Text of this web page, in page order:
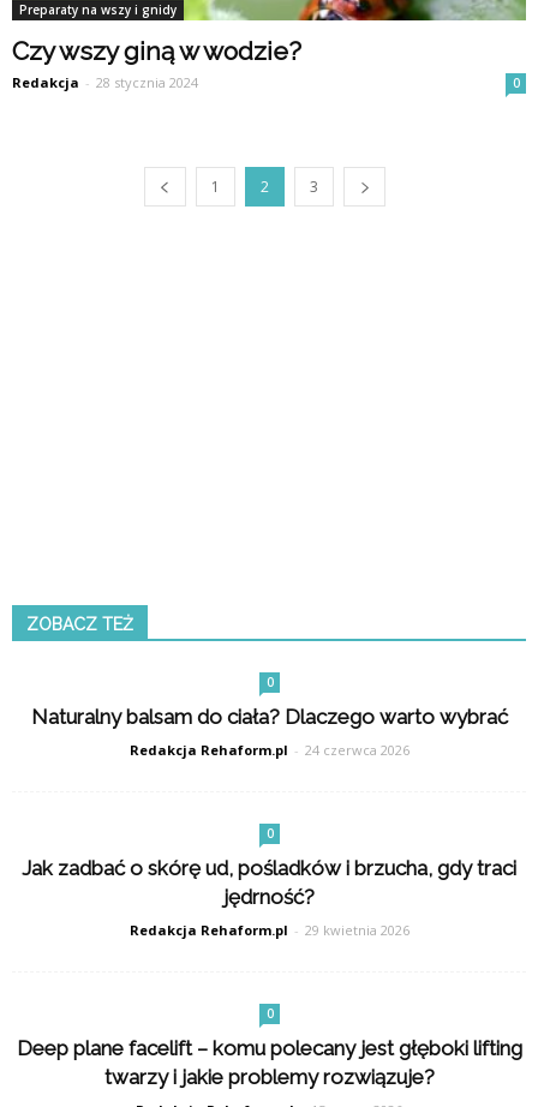
Preparaty na wszy i gnidy
Czy wszy giną w wodzie?
Redakcja - 28 stycznia 2024 0
1 2 3
ZOBACZ TEŻ
0
Naturalny balsam do ciała? Dlaczego warto wybrać
Redakcja Rehaform.pl - 24 czerwca 2026
0
Jak zadbać o skórę ud, pośladków i brzucha, gdy traci
jędrność?
Redakcja Rehaform.pl - 29 kwietnia 2026
0
Deep plane facelift – komu polecany jest głęboki lifting
twarzy i jakie problemy rozwiązuje?